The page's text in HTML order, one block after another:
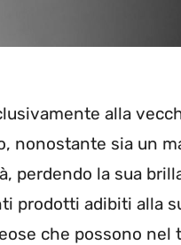
alla
nonostante sia un
perdendo la sua
prodotti adibiti alla
che possono nel